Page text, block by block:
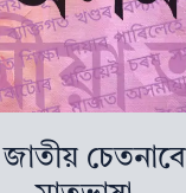
জাতীয়